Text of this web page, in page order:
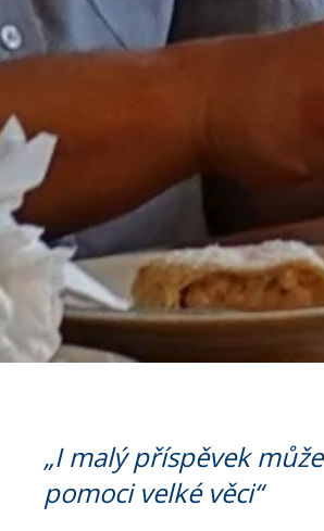
„I malý příspěvek může
pomoci velké věci“